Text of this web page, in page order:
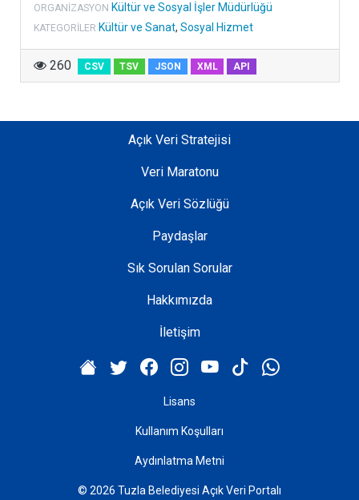
ORGANIZASYON Kültür ve Sosyal İşler Müdürlüğü
KATEGORILER Kültür ve Sanat, Sosyal Hizmet
260 CSV TSV JSON XML API
Açık Veri Stratejisi
Veri Maratonu
Açık Veri Sözlüğü
Paydaşlar
Sık Sorulan Sorular
Hakkımızda
İletişim
Lisans
Kullanım Koşulları
Aydınlatma Metni
© 2026 Tuzla Belediyesi Açık Veri Portalı